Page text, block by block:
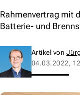
Rahmenvertrag mit
Batterie- und
Artikel von
04.03.2022,